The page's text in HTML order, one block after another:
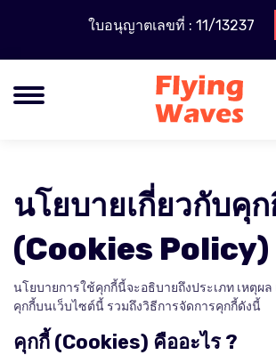
ใบอนุญาตเลขที่ : 11/13237
นโยบายเกี่ยวกับคุ
(Cookies Policy)
นโยบายการใช้คุกกี้นี้จะอธิบายถึงประเภท เหตุผ
คุกกี้บนเว็บไซต์นี้ รวมถึงวิธีการจัดการคุกกี้ดังนี้
คุกกี้ (Cookies) คืออะไร ?